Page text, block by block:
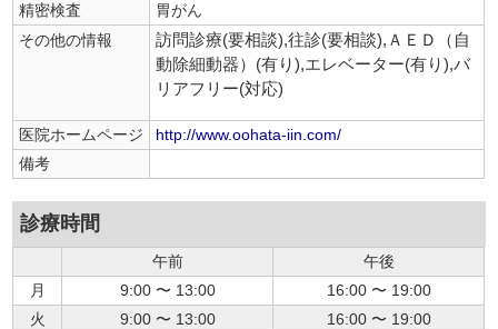
精密検査
胃がん
その他の情報
訪問診療(要相談),往診(要相談),ＡＥＤ（自
動除細動器）(有り),エレベーター(有り),バ
リアフリー(対応)
医院ホームページ
http://www.oohata-iin.com/
備考
診療時間
午前
午後
月
9:00 〜 13:00
16:00 〜 19:00
火
9:00 〜 13:00
16:00 〜 19:00